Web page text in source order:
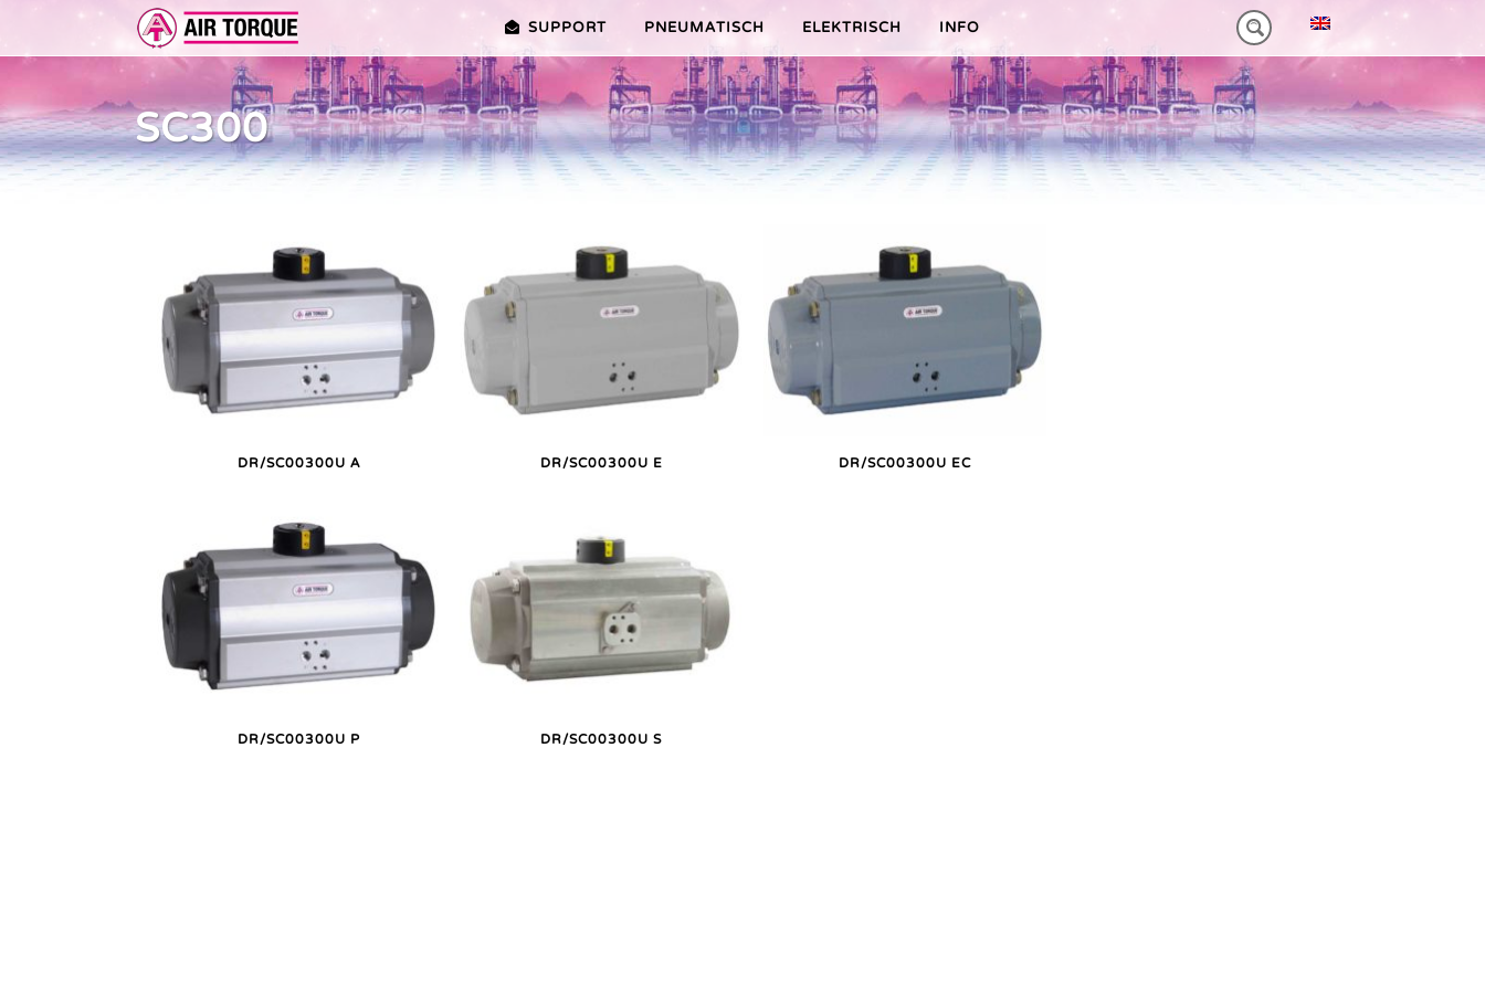
SUPPORT PNEUMATISCH
DOKUMENTATION VORTEILE EDITION 2010 VORTEILE HEAVY-DUTY
ELEKTRISCH
ERWEITERUNGEN ER PREMIER-SERIE (20-100NM)
VORTEILE ER PLUS-SERIE
VRX/VSX/VTX-SERIE (25-1000NM)
VORTEILE V-SERIE
VORTEILE VT PLUS-SERIE
MT-SERIE (25-75NM)
INFO
SC300
DR/SC00300U A DR/SC00300U E DR/SC00300U EC
DR/SC00300U P DR/SC00300U S